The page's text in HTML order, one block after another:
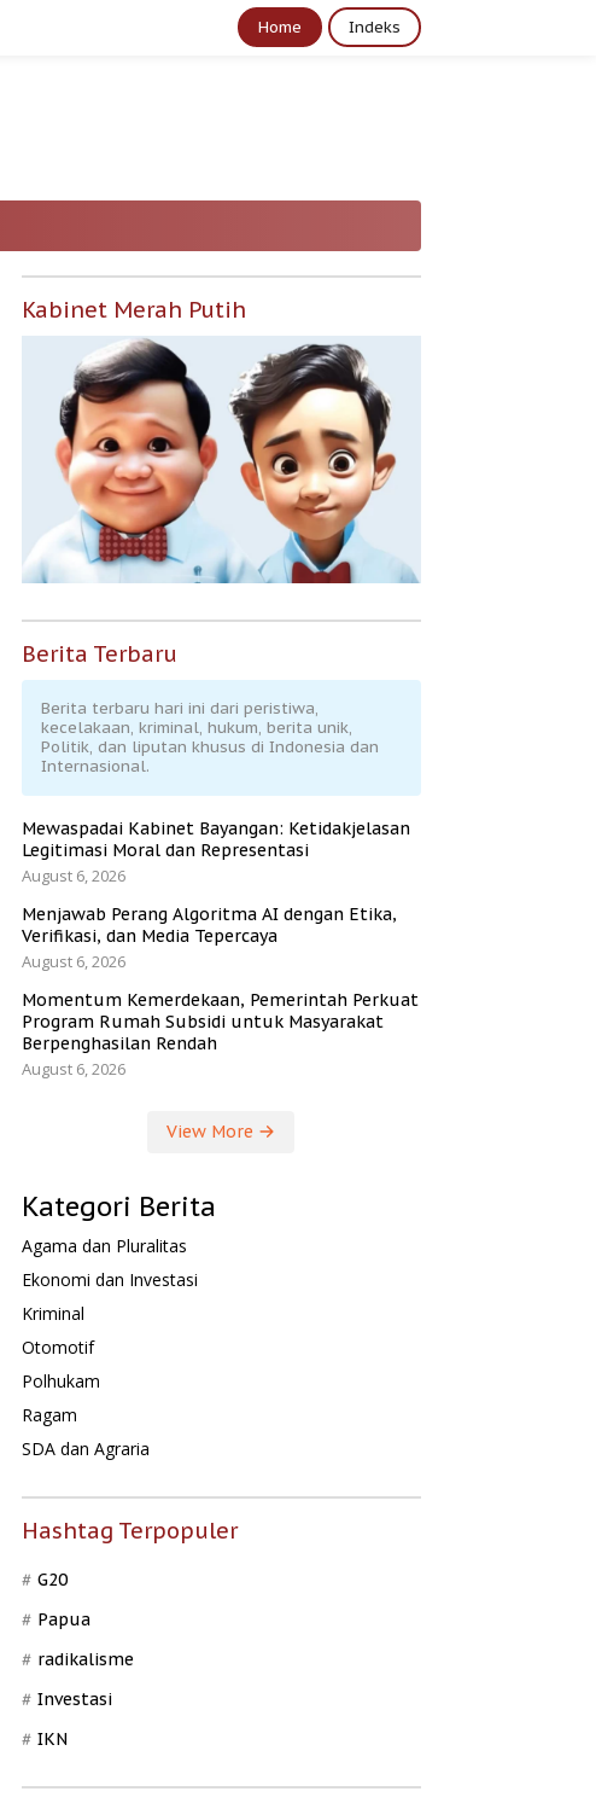
Home Indeks
Kabinet Merah Putih
Berita Terbaru
Berita terbaru hari ini dari peristiwa,
kecelakaan, kriminal, hukum, berita unik,
Politik, dan liputan khusus di Indonesia dan
Internasional.
Mewaspadai Kabinet Bayangan: Ketidakjelasan
Legitimasi Moral dan Representasi
August 6, 2026
Menjawab Perang Algoritma AI dengan Etika,
Verifikasi, dan Media Tepercaya
August 6, 2026
Momentum Kemerdekaan, Pemerintah Perkuat
Program Rumah Subsidi untuk Masyarakat
Berpenghasilan Rendah
August 6, 2026
View More
Kategori Berita
Agama dan Pluralitas
Ekonomi dan Investasi
Kriminal
Otomotif
Polhukam
Ragam
SDA dan Agraria
Hashtag Terpopuler
G20
Papua
radikalisme
Investasi
IKN